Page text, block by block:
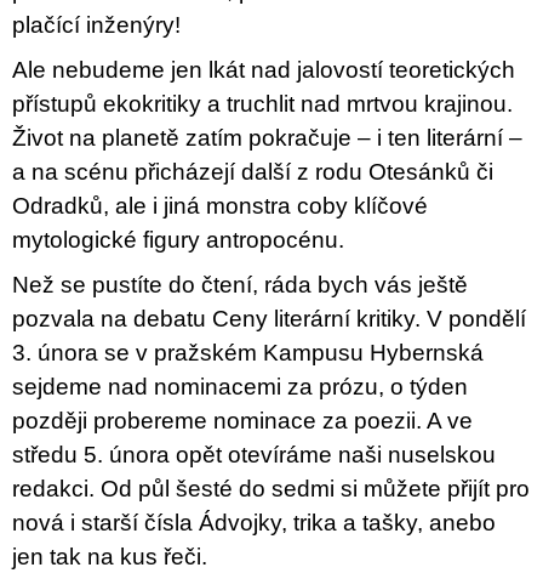
plačící inženýry!
Ale nebudeme jen lkát nad jalovostí teoretických
přístupů ekokritiky a truchlit nad mrtvou krajinou.
Život na planetě zatím pokračuje – i ten literární –
a na scénu přicházejí další z rodu Otesánků či
Odradků, ale i jiná monstra coby klíčové
mytologické figury antropocénu.
Než se pustíte do čtení, ráda bych vás ještě
pozvala na debatu Ceny literární kritiky. V pondělí
3. února se v pražském Kampusu Hybernská
sejdeme nad nominacemi za prózu, o týden
později probereme nominace za poezii. A ve
středu 5. února opět otevíráme naši nuselskou
redakci. Od půl šesté do sedmi si můžete přijít pro
nová i starší čísla Ádvojky, trika a tašky, anebo
jen tak na kus řeči.